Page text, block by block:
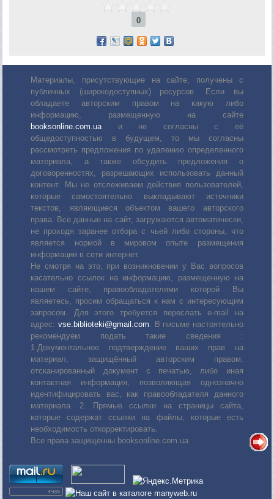
0
Материалы, присутствующие на сайте, получены с
публичных (широкодоступных) ресурсов. Если вы
обладаете авторским правом на какую либо
информацию, размещенную на сайте
booksonline.com.uaи не согласны с её
общедоступностью в будущем, то мы согласны
рассмотреть предложения по удалению определенного
материала, а также обсудить предложения о
договоренностях, разрешающих использовать данный
контент. Мы не отслеживаем действия пользователей,
которые самостоятельно выкладывают источники
текстов, являющиеся объектом вашего авторского
права. Все данные на сайт, загружаются автоматически,
не проходя заранее отбора с чьей либо стороны, что
является нормой в мировом опыте размещения
информации в сети интернет.
Не смотря на это, при возникновении у Вас вопросов
касательно ссылок на информацию, размещенную на
нашем сайте, правообладателями которой Вы
являетесь, просим обращаться к нам с интересующим
запросом. Для этого требуется переслать е-mail на
адрес: vse.biblioteki@gmail.com. В письме настоятельно
рекомендуем подать такие сведения :
1.Документальное подтверждение ваших прав на
материал, защищённый авторским правом:
отсканированный документ с печатью, либо иная
контактная информация, позволяющая однозначно
идентифицировать вас, как правообладателя данного
материала. 2. Прямые ссылки на страницы сайта,
которые содержат ссылки на файлы, которые есть
необходимость откорректировать.
Все права защищенны booksonline.com.ua